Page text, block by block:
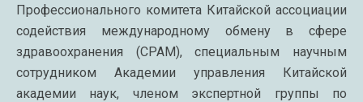
Профессионального комитета Китайской ассоциации
содействия международному обмену в сфере
здравоохранения (CPAM), специальным научным
сотрудником Академии управления Китайской
академии наук, членом экспертной группы по